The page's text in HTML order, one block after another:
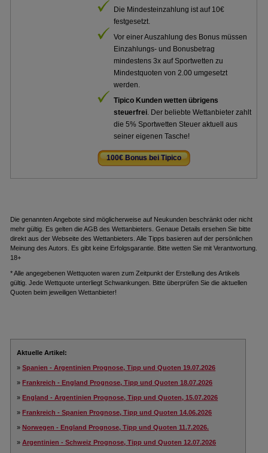
Die Mindesteinzahlung ist auf 10€
festgesetzt.
Vor einer Auszahlung des Bonus müssen
Einzahlungs- und Bonusbetrag
mindestens 3x auf Sportwetten zu
Mindestquoten von 2.00 umgesetzt
werden.
Tipico Kunden wetten übrigens
steuerfrei. Der beliebte Wettanbieter zahlt
die 5% Sportwetten Steuer aktuell aus
seiner eigenen Tasche!
100€ Bonus bei Tipico
Die genannten Angebote sind möglicherweise auf Neukunden beschränkt oder nicht
mehr gültig. Es gelten die AGB des Wettanbieters. Genaue Details ersehen Sie bitte
direkt aus der Webseite des Wettanbieters. Alle Tipps basieren auf der persönlichen
Meinung des Autors. Es gibt keine Erfolgsgarantie. Bitte wetten Sie mit Verantwortung.
18+
* Alle angegebenen Wettquoten waren zum Zeitpunkt der Erstellung des Artikels
gültig. Jede Wettquote unterliegt Schwankungen. Bitte überprüfen Sie die aktuellen
Quoten beim jeweiligen Wettanbieter!
Aktuelle Artikel:
»Spanien - Argentinien Prognose, Tipp und Quoten 19.07.2026
»Frankreich - England Prognose, Tipp und Quoten 18.07.2026
»England - Argentinien Prognose, Tipp und Quoten, 15.07.2026
»Frankreich - Spanien Prognose, Tipp und Quoten 14.06.2026
»Norwegen - England Prognose, Tipp und Quoten 11.7.2026.
»Argentinien - Schweiz Prognose, Tipp und Quoten 12.07.2026